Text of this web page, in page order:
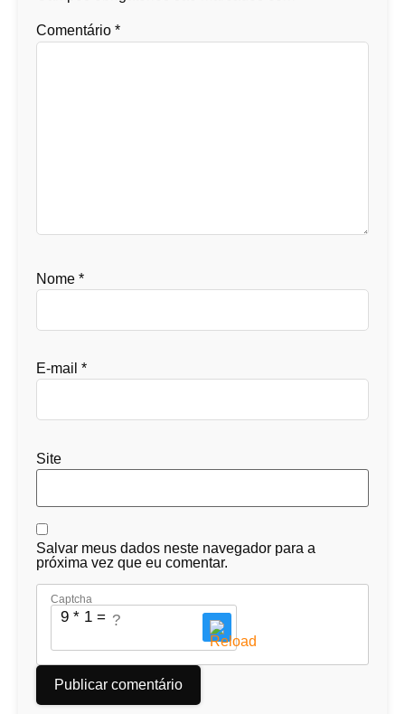
Comentário *
Nome *
E-mail *
Site
Salvar meus dados neste navegador para a
próxima vez que eu comentar.
Captcha
9 * 1 = ?